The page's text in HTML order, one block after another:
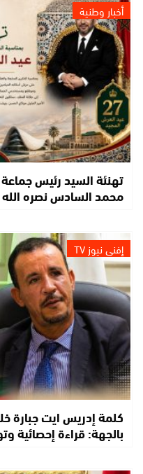
أخبار وطنية
تهنئة السيد رئيس
محمد السادس نصره
إفني نيوز TV
كلمة إدريس ايت جبارة
بالجهة: قراءة إحصائية